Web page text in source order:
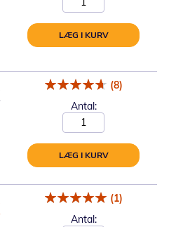
LÆG I KURV
(8)
Antal:
LÆG I KURV
(1)
Antal: